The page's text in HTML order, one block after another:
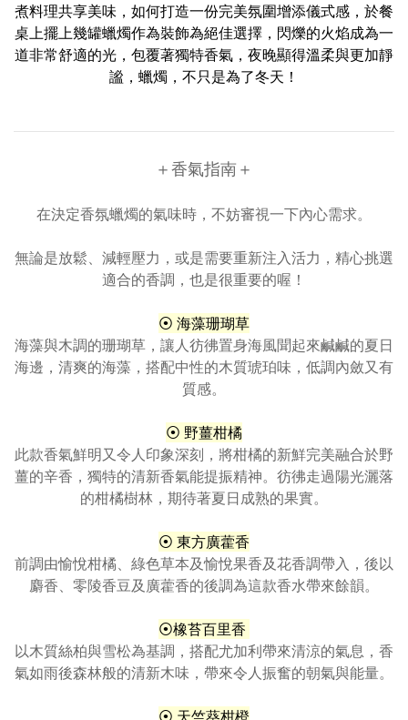
煮料理共享美味，如何打造一份完美氛圍增添儀式感，於餐
桌上擺上幾罐蠟燭作為裝飾為絕佳選擇，閃爍的火焰成為一
道非常舒適的光，包覆著獨特香氣，夜晚顯得溫柔與更加靜
謐，蠟燭，不只是為了冬天！
＋香氣指南＋
在決定香氛蠟燭的氣味時，不妨審視一下內心需求。
無論是放鬆、減輕壓力，或是需要重新注入活力，精心挑選
適合的香調，也是很重要的喔！
⦿ 海藻珊瑚草
海藻與木調的珊瑚草，讓人彷彿置身海風聞起來鹹鹹的夏日
海邊，清爽的海藻，搭配中性的木質琥珀味，低調內斂又有
質感。
⦿ 野薑柑橘
此款香氣鮮明又令人印象深刻，將柑橘的新鮮完美融合於野
薑的辛香，獨特的清新香氣能提振精神。彷彿走過陽光灑落
的柑橘樹林，期待著夏日成熟的果實。
⦿ 東方廣藿香
前調由愉悅柑橘、綠色草本及愉悅果香及花香調帶入，後以
麝香、零陵香豆及廣藿香的後調為這款香水帶來餘韻。
⦿橡苔百里香
以木質絲柏與雪松為基調，搭配尤加利帶來清涼的氣息，香
氣如雨後森林般的清新木味，帶來令人振奮的朝氣與能量。